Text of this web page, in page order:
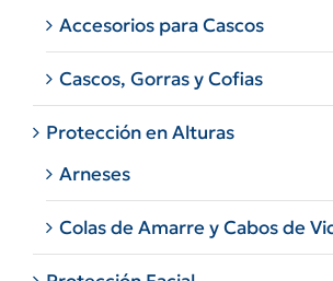
Accesorios para Cascos
Cascos, Gorras y Cofias
Protección en Alturas
Arneses
Colas de Amarre y Cabos de